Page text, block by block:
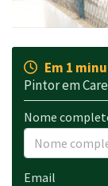
Em 1
Pintor em
Nome
Email